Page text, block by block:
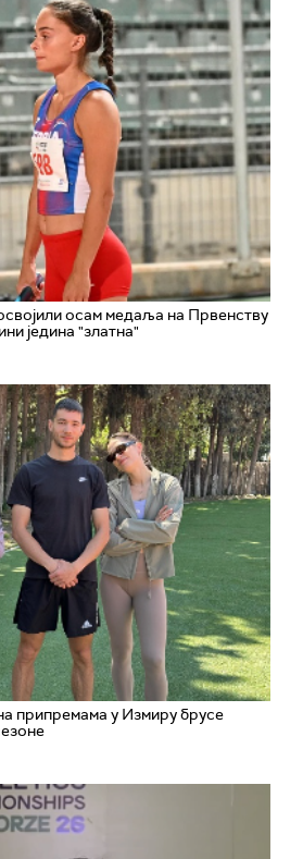
осам медаља на Првенству
једина "златна"
припремама у Измиру брусе